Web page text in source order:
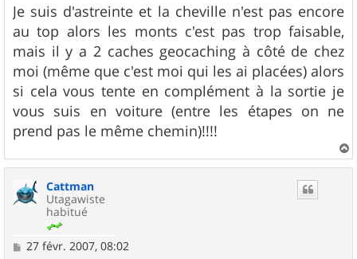
s
s
a
g
e
Je suis d'astreinte et la cheville n'est pas encore
au top alors les monts c'est pas trop faisable,
mais il y a 2 caches geocaching à côté de chez
moi (même que c'est moi qui les ai placées) alors
si cela vous tente en complément à la sortie je
vous suis en voiture (entre les étapes on ne
prend pas le même chemin)!!!!
a
Cattman
Utagawiste
habitué
M
27 févr. 2007, 08:02